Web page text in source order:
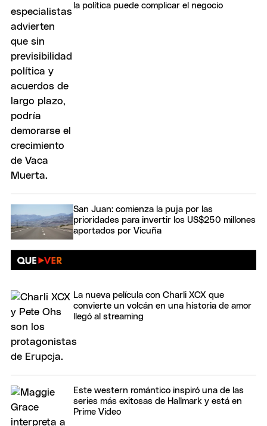
la política puede complicar el negocio
San Juan: comienza la puja por las
prioridades para invertir los US$250 millones
aportados por Vicuña
La nueva película con Charli XCX que
convierte un volcán en una historia de amor
llegó al streaming
Este western romántico inspiró una de las
series más exitosas de Hallmark y está en
Prime Video